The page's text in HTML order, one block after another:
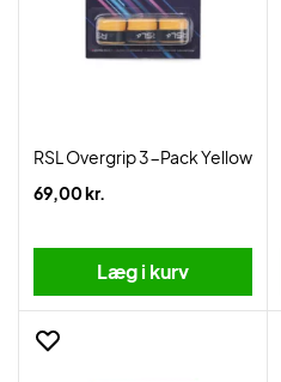
RSL Overgrip 3-Pack Yellow
69,00 kr.
Læg i kurv